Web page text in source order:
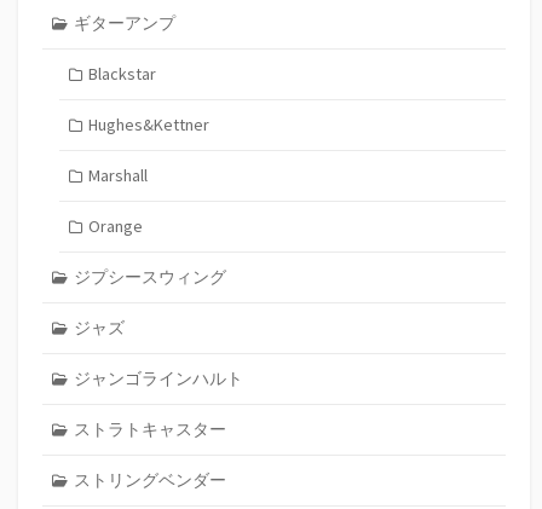
ギターアンプ
Blackstar
Hughes&Kettner
Marshall
Orange
ジプシースウィング
ジャズ
ジャンゴラインハルト
ストラトキャスター
ストリングベンダー